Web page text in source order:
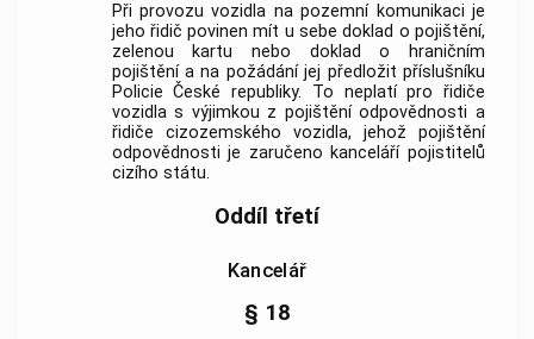
Při provozu vozidla na pozemní komunikaci je
jeho řidič povinen mít u sebe doklad o pojištění,
zelenou kartu nebo doklad o hraničním
pojištění a na požádání jej předložit příslušníku
Policie České republiky. To neplatí pro řidiče
vozidla s výjimkou z pojištění odpovědnosti a
řidiče cizozemského vozidla, jehož pojištění
odpovědnosti je zaručeno kanceláří pojistitelů
cizího státu.
Oddíl třetí
Kancelář
§ 18